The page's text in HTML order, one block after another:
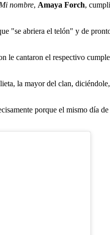
Mi nombre, Amaya Forch,
"se abriera el telón" y de
le cantaron el respectivo
la mayor del clan,
porque el mismo día